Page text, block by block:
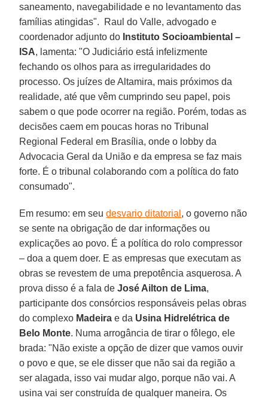
saneamento, navegabilidade e no levantamento das
famílias atingidas". Raul do Valle, advogado e
coordenador adjunto do Instituto Socioambiental –
ISA, lamenta: "O Judiciário está infelizmente
fechando os olhos para as irregularidades do
processo. Os juízes de Altamira, mais próximos da
realidade, até que vêm cumprindo seu papel, pois
sabem o que pode ocorrer na região. Porém, todas as
decisões caem em poucas horas no Tribunal
Regional Federal em Brasília, onde o lobby da
Advocacia Geral da União e da empresa se faz mais
forte. É o tribunal colaborando com a política do fato
consumado".
Em resumo: em seudesvario ditatorial , o governo não
se sente na obrigação de dar informações ou
explicações ao povo. É a política do rolo compressor
– doa a quem doer. E as empresas que executam as
obras se revestem de uma prepotência asquerosa. A
prova disso é a fala deJosé Ailton de Lima,
participante dos consórcios responsáveis pelas obras
do complexo Madeirae da Usina Hidrelétrica de
Belo Monte. Numa arrogância de tirar o fôlego, ele
brada: "Não existe a opção de dizer que vamos ouvir
o povo e que, se ele disser que não sai da região a
ser alagada, isso vai mudar algo, porque não vai. A
usina vai ser construída de qualquer maneira. Os